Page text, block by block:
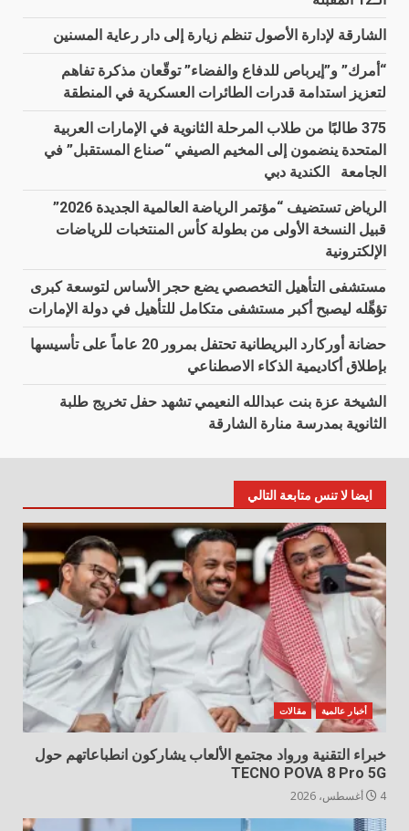
الشارقة لإدارة الأصول تنظم زيارة إلى دار رعاية المسنين
“أمرك” و”إيرباص للدفاع والفضاء” توقّعان مذكرة تفاهم
لتعزيز استدامة قدرات الطائرات العسكرية في المنطقة
375 طالبًا من طلاب المرحلة الثانوية في الإمارات العربية
المتحدة ينضمون إلى المخيم الصيفي “صناع المستقبل” في
الجامعة الكندية دبي
الرياض تستضيف “مؤتمر الرياضة العالمية الجديدة 2026”
قبيل النسخة الأولى من بطولة كأس المنتخبات للرياضات
الإلكترونية
مستشفى التأهيل التخصصي يضع حجر الأساس لتوسعة كبرى
تؤهِّله ليصبح أكبر مستشفى متكامل للتأهيل في دولة الإمارات
حضانة أوركارد البريطانية تحتفل بمرور 20 عاماً على تأسيسها
بإطلاق أكاديمية الذكاء الاصطناعي
الشيخة عزة بنت عبدالله النعيمي تشهد حفل تخريج طلبة
الثانوية بمدرسة منارة الشارقة
ايضا لا تنس متابعة التالي
أخبار عالمية مقالات
خبراء التقنية ورواد مجتمع الألعاب يشاركون انطباعاتهم حول
TECNO POVA 8 Pro 5G
4 أغسطس، 2026